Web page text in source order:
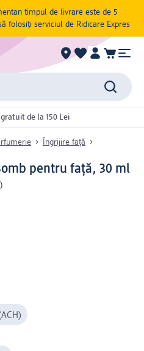
timpul de livrare este de 5
folosiți serviciul de Ridicare Expres
gratuit de la 150 Lei
Îngrijire față
pentru față, 30 ml
)